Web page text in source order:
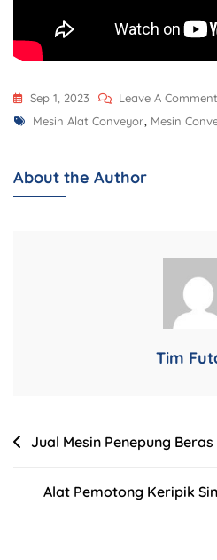
Sep 1, 2023 Leave A Comment
Mesin Alat Conveyor Mesin
About the Author
Tim
Jual Mesin Penepung
Alat Pemotong Keripik